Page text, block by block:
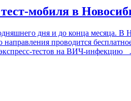
мобиля в
дня и до конца месяца. В
проводится
тестов на ВИЧ-инфекцию